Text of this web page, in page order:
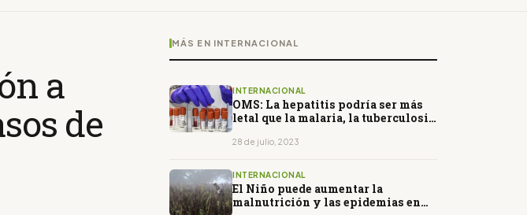
a
de
MÁS EN INTERNACIONAL
INTERNACIONAL
OMS: La hepatitis podría ser más
letal que la malaria, la tuberculosis
28 de julio, 2023
INTERNACIONAL
El Niño puede aumentar la
malnutrición y las epidemias en
¿En que consiste la